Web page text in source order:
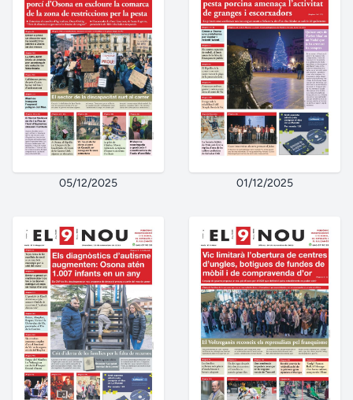
05/12/2025 01/12/2025